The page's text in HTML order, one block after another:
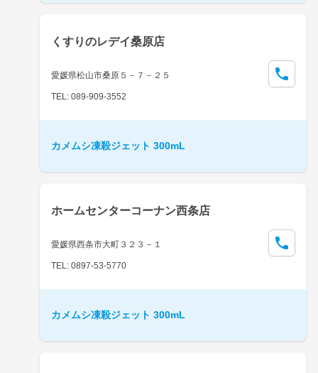
くすりのレデイ桑原店
愛媛県松山市桑原５－７－２５
TEL: 089-909-3552
カメムシ凍殺ジェット 300mL
ホームセンターコーナン西条店
愛媛県西条市大町３２３－１
TEL: 0897-53-5770
カメムシ凍殺ジェット 300mL